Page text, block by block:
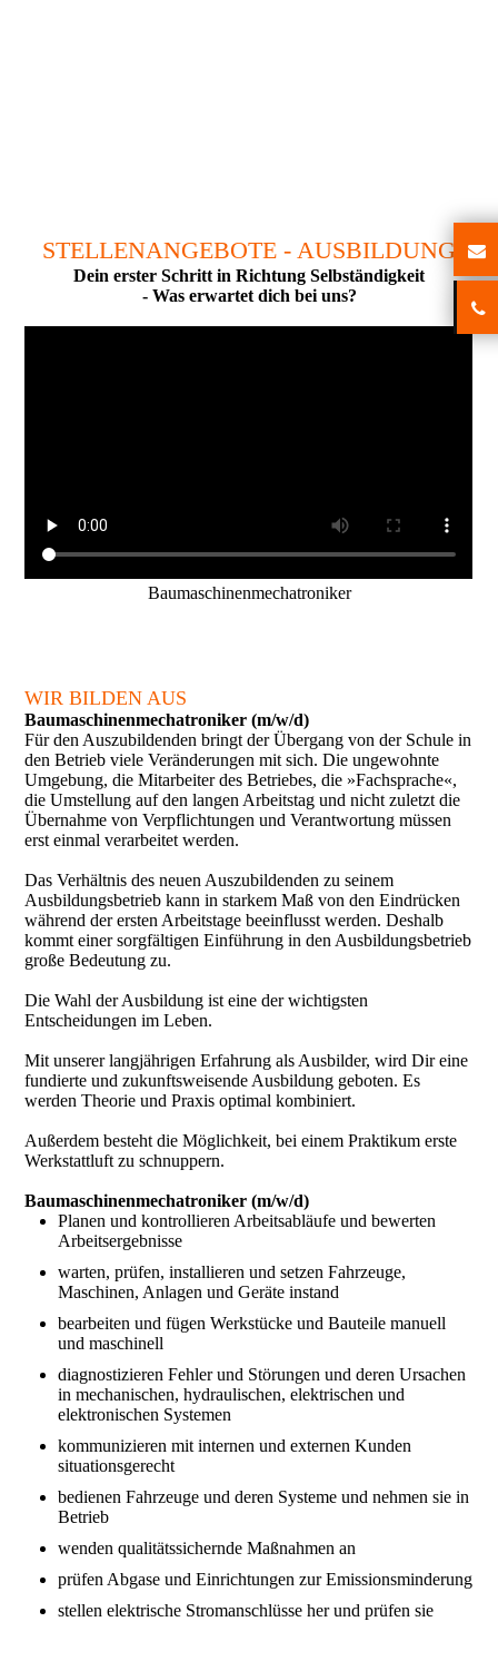
STELLENANGEBOTE - AUSBILDUNG
Dein erster Schritt in Richtung Selb­ständig­keit
- Was erwartet dich bei uns?
Baumaschinenmechatroniker
WIR BILDEN AUS
Bau­maschinen­mecha­troniker (m/w/d)
Für den Auszubildenden bringt der Übergang von der Schule in
den Betrieb viele Veränderungen mit sich. Die ungewohnte
Umgebung, die Mitarbeiter des Betriebes, die »Fachsprache«,
die Um­stellung auf den langen Arbeitstag und nicht zuletzt die
Übernahme von Verpflichtungen und Verantwortung müssen
erst einmal verarbeitet werden.
Das Verhältnis des neuen Auszubildenden zu seinem
Ausbildungsbetrieb kann in starkem Maß von den Eindrücken
während der ersten Arbeitstage beeinflusst werden. Deshalb
kommt einer sorgfältigen Einführung in den Ausbildungsbetrieb
große Bedeutung zu.
Die Wahl der Ausbildung ist eine der wichtigsten
Entscheidungen im Leben.
Mit unserer langjährigen Erfahrung als Ausbilder, wird Dir eine
fundierte und zukunftsweisende Ausbildung geboten. Es
werden Theorie und Praxis optimal kombiniert.
Außerdem besteht die Möglichkeit, bei einem Praktikum erste
Werkstattluft zu schnuppern.
Baumaschinenmechatroniker (m/w/d)
Planen und kontrollieren Arbeitsabläufe und bewerten
Arbeitsergebnisse
warten, prüfen, installieren und setzen Fahrzeuge,
Maschinen, Anlagen und Geräte instand
bearbeiten und fügen Werkstücke und Bauteile manuell
und maschinell
diagnostizieren Fehler und Störungen und deren Ursachen
in mechanischen, hydraulischen, elektrischen und
elektronischen Systemen
kommunizieren mit internen und externen Kunden
situationsgerecht
bedienen Fahrzeuge und deren Systeme und nehmen sie in
Betrieb
wenden qualitätssichernde Maßnahmen an
prüfen Abgase und Einrichtungen zur Emissionsminderung
stellen elektrische Stromanschlüsse her und prüfen sie